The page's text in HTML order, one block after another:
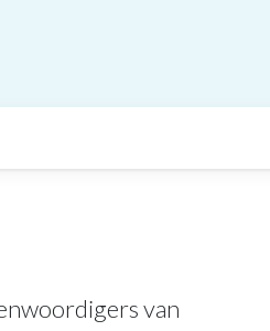
van